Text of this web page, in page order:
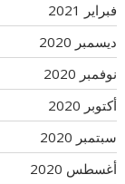
فبراير 2021
ديسمبر 2020
نوفمبر 2020
أكتوبر 2020
سبتمبر 2020
أغسطس 2020